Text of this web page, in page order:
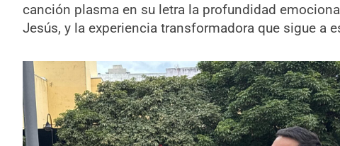
canción plasma en su letra la profundidad
Jesús, y la experiencia transformadora que sigue a